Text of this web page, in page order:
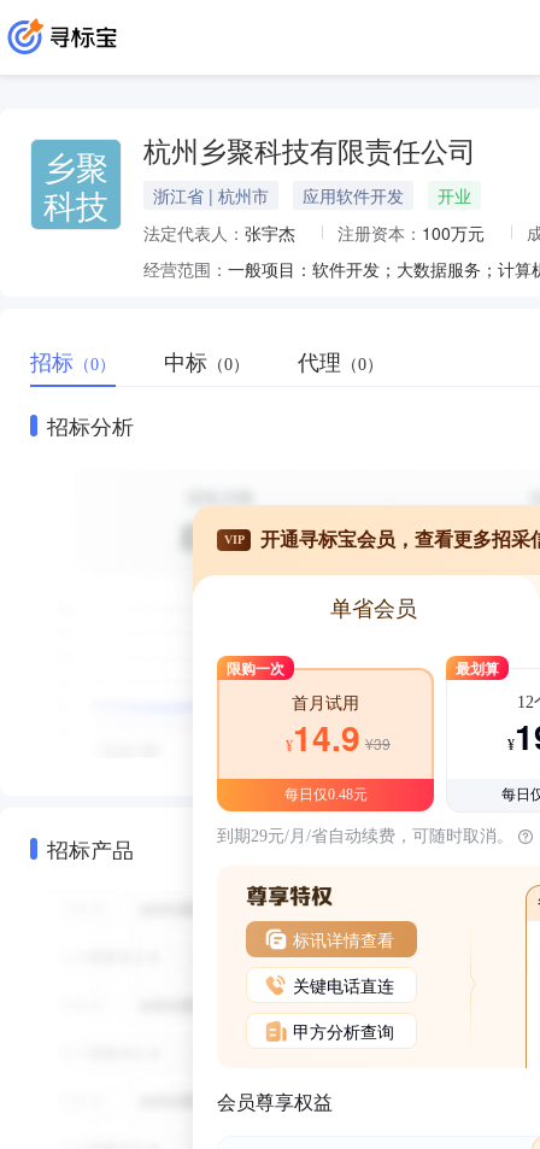
乡聚
科技
杭州乡聚科技有限责任公司
浙江省 | 杭州市 应用软件开发
开业
法定代表人： 张宇杰 注册资本： 100万元
经营范围： 一般项目：软件开发；大数据服务；计
招标 （0） 中标 （0） 代理 （0）
招标分析
招标产品
VIP 开通寻标宝会员，查看更多招采
单省会员
限购一次
首月试用
¥14.9 ¥39
每日仅0.48元
最划算
12
¥
每日
到期29元/月/省自动续费，可随时取消。
标讯详情查看
关键电话直连
甲方分析查询
会员尊享权益